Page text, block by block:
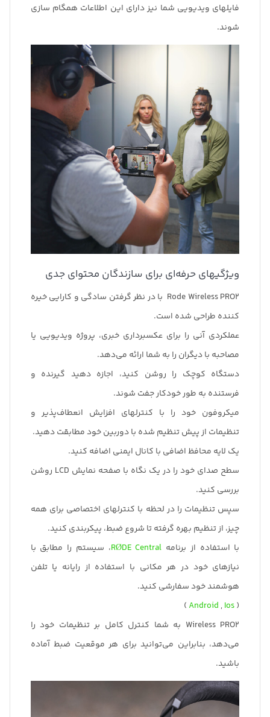
فایلهای ویدیویی شما نیز دارای این اطلاعات همگام سازی
شوند.
ویژگیهای حرفه‌ای برای سازندگان محتوای جدی
Rode Wireless PRO2 با در نظر گرفتن سادگی و کارایی خیره
کننده طراحی شده است.
عملکردی آنی را برای عکسبرداری خبری، پروژه ویدیویی یا
مصاحبه با دیگران را به شما ارائه می‌دهد.
دستگاه کوچک را روشن کنید، اجازه دهید گیرنده و
فرستنده به طور خودکار جفت شوند.
میکروفون خود را با کنترلهای افزایش انعطاف‌پذیر و
تنظیمات از پیش تنظیم شده با دوربین خود مطابقت دهید.
یک لایه محافظ اضافی با کانال ایمنی اضافه کنید.
سطح صدای خود را در یک نگاه با صفحه نمایش LCD روشن
بررسی کنید.
سپس تنظیمات را در لحظه با کنترلهای اختصاصی برای همه
چیز، از تنظیم بهره گرفته تا شروع ضبط، پیکربندی کنید.
با استفاده از برنامه RØDE Central، سیستم را مطابق با
نیازهای خود در هر مکانی با استفاده از رایانه یا تلفن
هوشمند خود سفارشی کنید.
(
Android , Ios
)
Wireless PRO2 به شما کنترل کامل بر تنظیمات خود را
می‌دهد، بنابراین می‌توانید برای هر موقعیت ضبط آماده
باشید.